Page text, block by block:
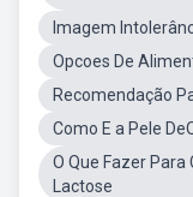
Imagem
Opcoes De
Recomendação
Como E a Pele
O Que Fazer
Lactose